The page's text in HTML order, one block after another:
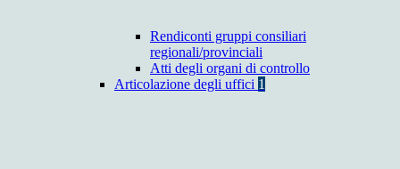
Rendiconti gruppi consiliari
regionali/provinciali
Atti degli organi di controllo
Articolazione degli uffici 1